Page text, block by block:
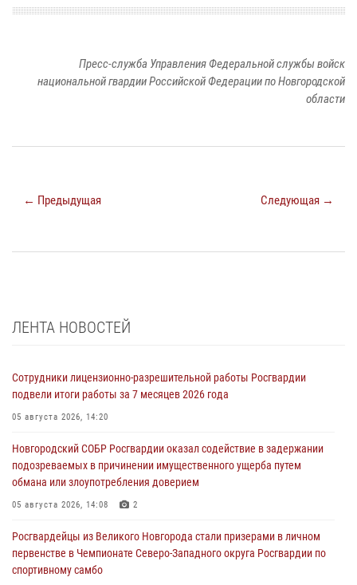
Пресс-служба Управления Федеральной службы войск
национальной гвардии Российской Федерации по Новгородской
области
← Предыдущая Следующая →
ЛЕНТА НОВОСТЕЙ
Сотрудники лицензионно-разрешительной работы Росгвардии
подвели итоги работы за 7 месяцев 2026 года
05 августа 2026, 14:20
Новгородский СОБР Росгвардии оказал содействие в задержании
подозреваемых в причинении имущественного ущерба путем
обмана или злоупотребления доверием
05 августа 2026, 14:08 2
Росгвардейцы из Великого Новгорода стали призерами в личном
первенстве в Чемпионате Северо-Западного округа Росгвардии по
спортивному самбо